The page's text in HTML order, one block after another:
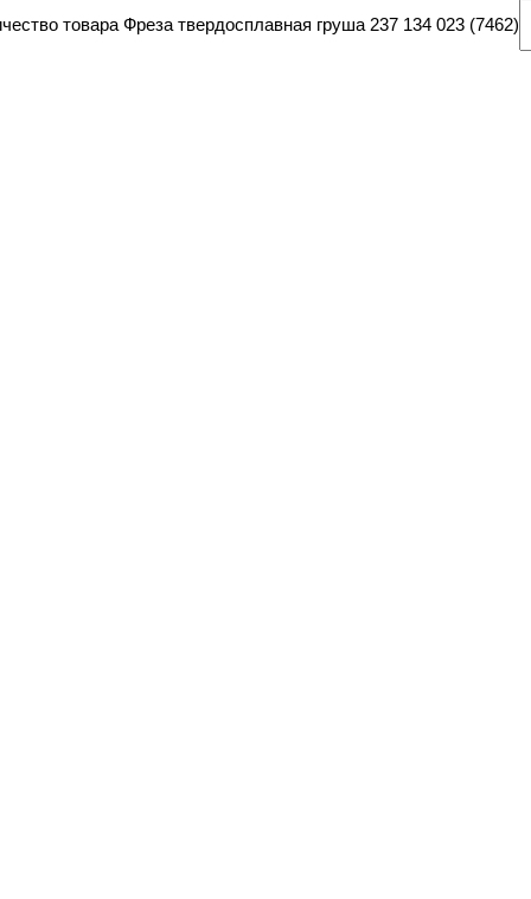
товара Фреза твердосплавная груша 237 134 023 (7462)